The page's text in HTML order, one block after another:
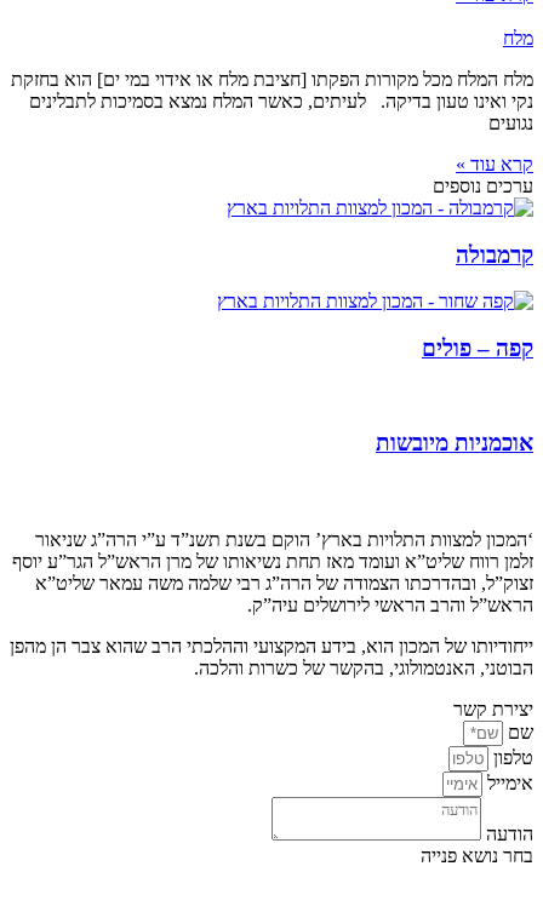
מלח
מלח המלח מכל מקורות הפקתו [חציבת מלח או אידוי במי ים] הוא בחזקת
נקי ואינו טעון בדיקה. לעיתים, כאשר המלח נמצא בסמיכות לתבלינים
נגועים
קרא עוד »
ערכים נוספים
קרמבולה
קפה – פולים
אוכמניות מיובשות
‘המכון למצוות התלויות בארץ’ הוקם בשנת תשנ”ד ע”י הרה”ג שניאור
זלמן רווח שליט”א ועומד מאז תחת נשיאותו של מרן הראש”ל הגר”ע יוסף
זצוק”ל, ובהדרכתו הצמודה של הרה”ג רבי שלמה משה עמאר שליט”א
הראש”ל והרב הראשי לירושלים עיה”ק.
ייחודיותו של המכון הוא, בידע המקצועי וההלכתי הרב שהוא צבר הן מהפן
הבוטני, האנטמולוגי, בהקשר של כשרות והלכה.
יצירת קשר
שם
טלפון
אימייל
הודעה
בחר נושא פנייה